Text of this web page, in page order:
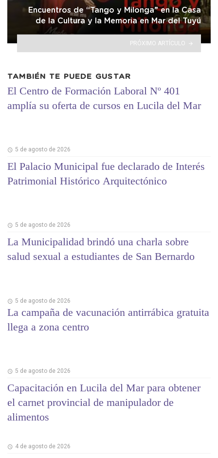
Encuentros de “Tango y Milonga” en la Casa
de la Cultura y la Memoria en Mar del Tuyú
PRÓXIMO ARTÍCULO
TAMBIÉN TE PUEDE GUSTAR
El Centro de Formación Laboral Nº 401
amplía su oferta de cursos en Lucila del Mar
5 de agosto de 2026
El Palacio Municipal fue declarado de Interés
Patrimonial Histórico Arquitectónico
5 de agosto de 2026
La Municipalidad brindó una charla sobre
salud sexual a estudiantes de San Bernardo
5 de agosto de 2026
La campaña de vacunación antirrábica gratuita
llega a zona centro
5 de agosto de 2026
Capacitación en Lucila del Mar para obtener
el carnet provincial de manipulador de
alimentos
4 de agosto de 2026